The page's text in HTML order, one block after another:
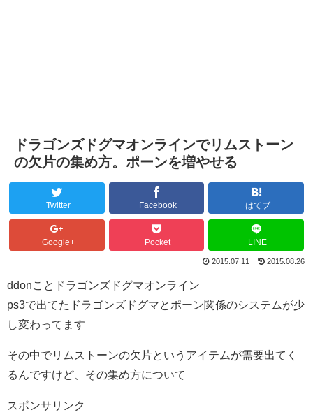
ドラゴンズドグマオンラインでリムストーン
の欠片の集め方。ポーンを増やせる
Twitter Facebook はてブ
Google+ Pocket LINE
2015.07.11 2015.08.26
ddonことドラゴンズドグマオンライン
ps3で出てたドラゴンズドグマとポーン関係のシステムが少
し変わってます
その中でリムストーンの欠片というアイテムが需要出てく
るんですけど、その集め方について
スポンサリンク